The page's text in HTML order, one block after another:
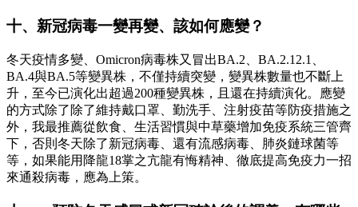
十、新冠病毒一變再變、該如何應變？
冬天疫情多變、Omicron病毒株又冒出BA.2、BA.2.12.1、
BA.4與BA.5等變異株，不僅持續突變，變異株數量也不斷上
升，至今已演化出超過200種變異株，且還在持續演化。應變
的方式除了除了維持戴口罩、勤洗手、注射疫苗等防疫措施之
外，我最推薦從飲食、生活習慣與中草藥增加免疫系統三管齊
下，否則冬天除了新冠病毒、還有流感病毒、肺炎鏈球菌等
等，如果能用降龍18掌之亢龍有悔精神、徹底提高免疫力一招
來通殺病毒，應為上策。